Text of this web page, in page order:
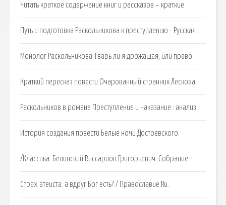
Читать краткое содержание книг и рассказов – краткие.
Путь и подготовка Раскольникова к преступлению - Русская.
Монолог Раскольникова Тварь ли я дрожащая, или право.
Краткий пересказ повести Очарованный странник Лескова.
Раскольников в романе Преступление и наказание : анализ.
История создания повести Белые ночи Достоевского.
/Классика. Белинский Виссарион Григорьевич. Собрание.
Страх атеиста: а вдруг Бог есть? / Православие.Ru.